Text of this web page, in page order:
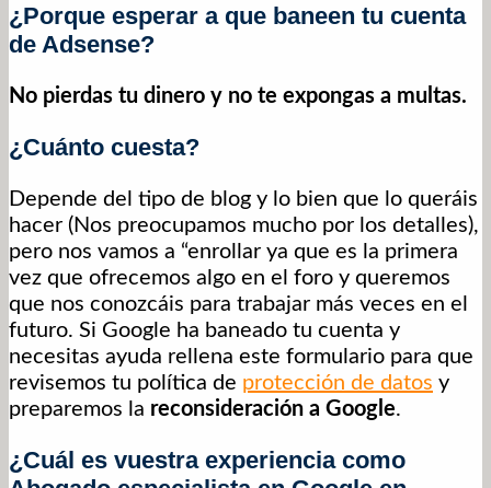
¿Porque esperar a que baneen tu cuenta
de Adsense?
No pierdas tu dinero y no te expongas a multas.
¿Cuánto cuesta?
Depende del tipo de blog y lo bien que lo queráis
hacer (Nos preocupamos mucho por los detalles),
pero nos vamos a “enrollar ya que es la primera
vez que ofrecemos algo en el foro y queremos
que nos conozcáis para trabajar más veces en el
futuro. Si Google ha baneado tu cuenta y
necesitas ayuda rellena este formulario para que
revisemos tu política de protección de datos y
preparemos la reconsideración a Google.
¿Cuál es vuestra experiencia como